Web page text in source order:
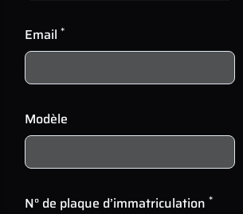
Email *
Modèle
N° de plaque d’immatriculation *